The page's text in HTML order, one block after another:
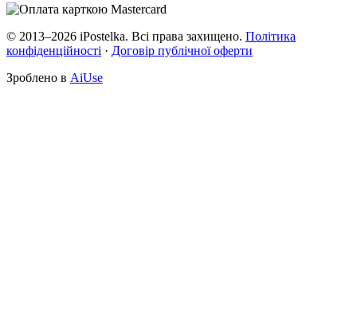
© 2013–2026 iPostelka. Всі права захищено. Політика
конфіденційності · Договір публічної оферти
Зроблено в AiUse